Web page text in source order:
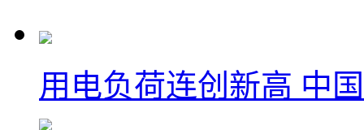
用电负荷连创新高 中